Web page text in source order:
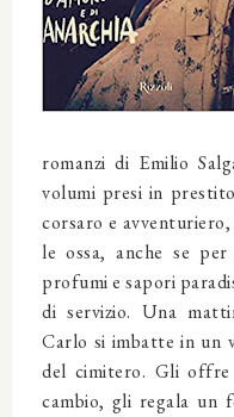
romanzi di Emilio
volumi presi in
corsaro e
le ossa, anche se
profumi e sapori
di servizio. Una
Carlo si imbatte in un
del cimitero. Gli
cambio, gli regala un